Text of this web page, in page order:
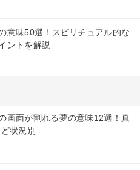
意味50選！スピリチュアル的な
ントを解説
画面が割れる夢の意味12選！真
状況別